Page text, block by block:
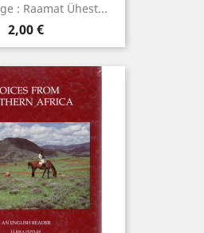
: Raamat Ühest...
Hind
2,00 €